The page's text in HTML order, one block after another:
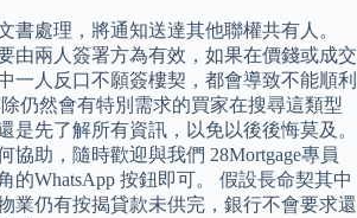
書處理，將通知送達其他聯權共有人。
由兩人簽署方為有效，如果在價錢或成交
一人反口不願簽樓契，都會導致不能順利
仍然會有特別需求的買家在搜尋這類型
是先了解所有資訊，以免以後後悔莫及。
協助，隨時歡迎與我們 28Mortgage專員
的WhatsApp 按鈕即可。 假設長命契其中
業仍有按揭貸款未供完，銀行不會要求還